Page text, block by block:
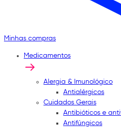
Minhas compras
Medicamentos
Alergia & Imunológico
Antialérgicos
Cuidados Gerais
Antibióticos e
Antifúngicos